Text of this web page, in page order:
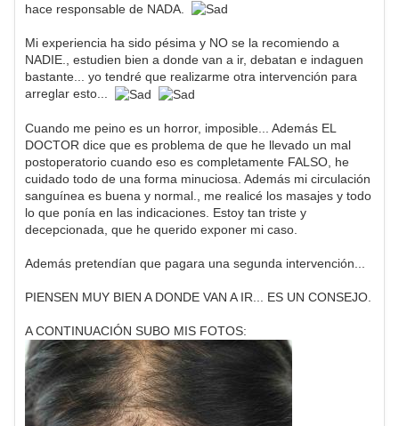
hace responsable de NADA.
Mi experiencia ha sido pésima y NO se la recomiendo a
NADIE., estudien bien a donde van a ir, debatan e indaguen
bastante... yo tendré que realizarme otra intervención para
arreglar esto...
Cuando me peino es un horror, imposible... Además EL
DOCTOR dice que es problema de que he llevado un mal
postoperatorio cuando eso es completamente FALSO, he
cuidado todo de una forma minuciosa. Además mi circulación
sanguínea es buena y normal., me realicé los masajes y todo
lo que ponía en las indicaciones. Estoy tan triste y
decepcionada, que he querido exponer mi caso.
Además pretendían que pagara una segunda intervención...
PIENSEN MUY BIEN A DONDE VAN A IR... ES UN CONSEJO.
A CONTINUACIÓN SUBO MIS FOTOS: